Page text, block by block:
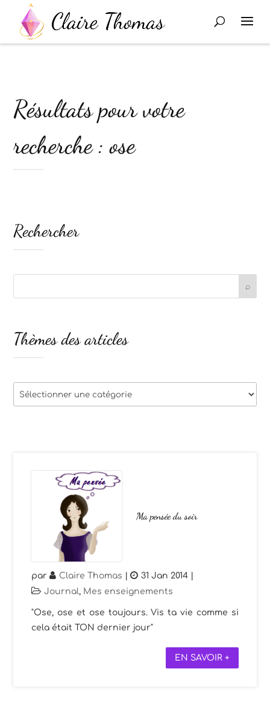
Résultats pour votre
recherche : ose
Ma pensée du soir
par Claire Thomas | 31 Jan 2014 |
Journal, Mes enseignements
"Ose, ose et ose toujours. Vis ta vie comme si
cela était TON dernier jour"
EN SAVOIR +
Rechercher
Thèmes des articles
Thèmes
des